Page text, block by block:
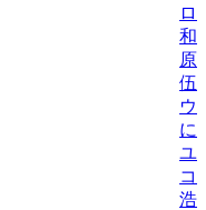
ロ
和
原
伍/
ウ
に
ユ
コ
浩